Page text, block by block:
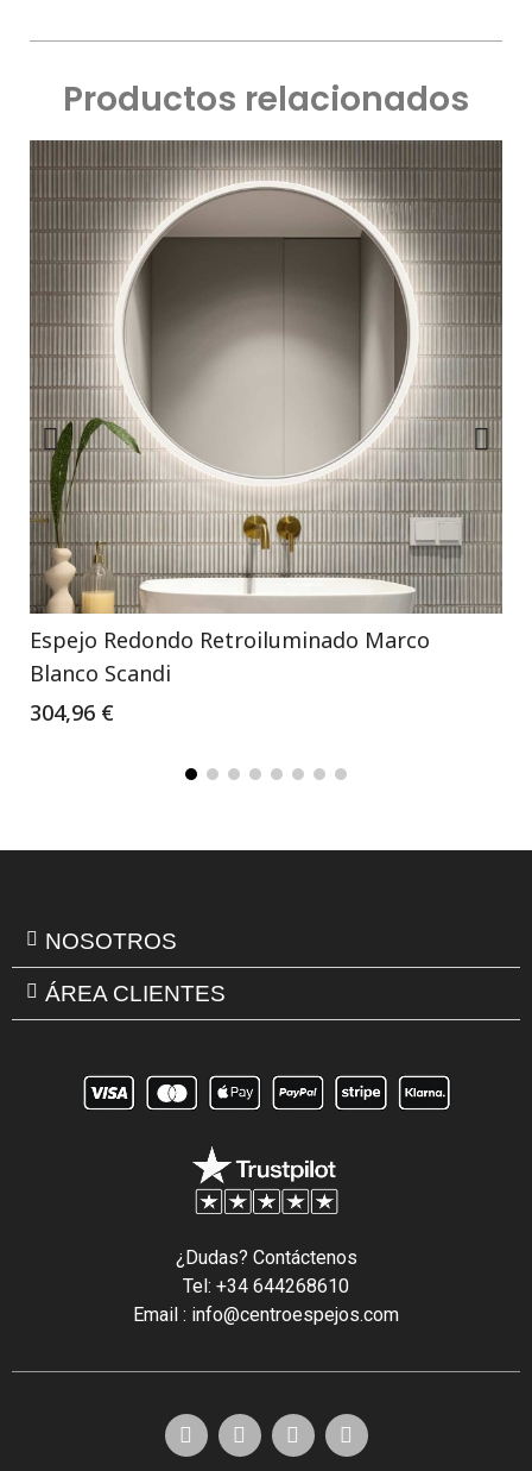
Productos relacionados
Espejo Redondo Retroiluminado Marco
Blanco Scandi
304,96 €
NOSOTROS
ÁREA CLIENTES
¿Dudas? Contáctenos
Tel: +34 644268610
Email : info@centroespejos.com